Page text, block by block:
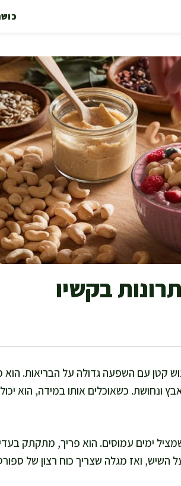
בקשיו
קטן עם השפעה גדולה על הבריאות. הוא
ונחושת. כשאוכלים אותו במידה, הוא
ימים עמוסים. הוא פריך, מתקתק
ואז מגלה שצריך כוח רצון של